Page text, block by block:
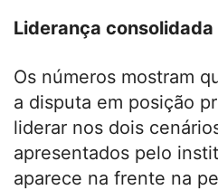
Liderança consolidada
Os números mostram
a disputa em posição
liderar nos dois
apresentados pelo
aparece na frente na